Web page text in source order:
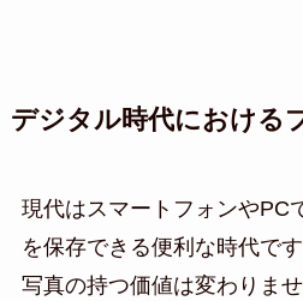
デジタル時代における
現代はスマートフォンやPC
を保存できる便利な時代で
写真の持つ価値は変わりま